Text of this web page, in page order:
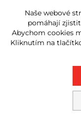
Naše webové
pomáhají
Abychom cookies
Kliknutím na